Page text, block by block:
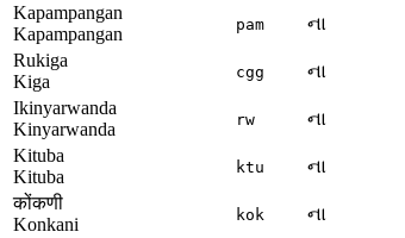
Kapampangan
Kapampangan
pam ના
Rukiga
Kiga
cgg ના
Ikinyarwanda
Kinyarwanda
rw ના
Kituba
Kituba
ktu ના
कोंकणी
Konkani
kok ના